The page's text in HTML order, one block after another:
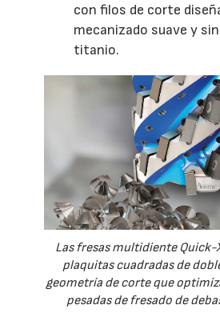
con filos de corte
mecanizado suave y
titanio.
Las fresas multidiente
plaquitas cuadradas de
geometría de corte que
pesadas de fresado de